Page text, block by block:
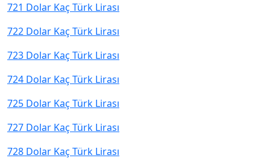
721 Dolar Kaç Türk Lirası
722 Dolar Kaç Türk Lirası
723 Dolar Kaç Türk Lirası
724 Dolar Kaç Türk Lirası
725 Dolar Kaç Türk Lirası
727 Dolar Kaç Türk Lirası
728 Dolar Kaç Türk Lirası